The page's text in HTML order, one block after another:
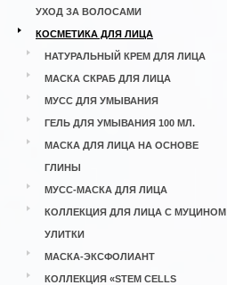
УХОД ЗА ВОЛОСАМИ
КОСМЕТИКА ДЛЯ ЛИЦА
НАТУРАЛЬНЫЙ КРЕМ ДЛЯ ЛИЦА
МАСКА СКРАБ ДЛЯ ЛИЦА
МУСС ДЛЯ УМЫВАНИЯ
ГЕЛЬ ДЛЯ УМЫВАНИЯ 100 МЛ.
МАСКА ДЛЯ ЛИЦА НА ОСНОВЕ
ГЛИНЫ
МУСС-МАСКА ДЛЯ ЛИЦА
КОЛЛЕКЦИЯ ДЛЯ ЛИЦА С МУЦИНОМ
УЛИТКИ
МАСКА-ЭКСФОЛИАНТ
КОЛЛЕКЦИЯ «STEM CELLS